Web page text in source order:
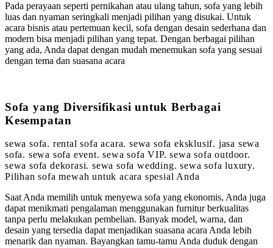
Pada perayaan seperti pernikahan atau ulang tahun, sofa yang lebih
luas dan nyaman seringkali menjadi pilihan yang disukai. Untuk
acara bisnis atau pertemuan kecil, sofa dengan desain sederhana dan
modern bisa menjadi pilihan yang tepat. Dengan berbagai pilihan
yang ada, Anda dapat dengan mudah menemukan sofa yang sesuai
dengan tema dan suasana acara
Sofa yang Diversifikasi untuk Berbagai
Kesempatan
sewa sofa. rental sofa acara. sewa sofa eksklusif. jasa sewa
sofa. sewa sofa event. sewa sofa VIP. sewa sofa outdoor.
sewa sofa dekorasi. sewa sofa wedding. sewa sofa luxury.
Pilihan sofa mewah untuk acara spesial Anda
Saat Anda memilih untuk menyewa sofa yang ekonomis, Anda juga
dapat menikmati pengalaman menggunakan furnitur berkualitas
tanpa perlu melakukan pembelian. Banyak model, warna, dan
desain yang tersedia dapat menjadikan suasana acara Anda lebih
menarik dan nyaman. Bayangkan tamu-tamu Anda duduk dengan